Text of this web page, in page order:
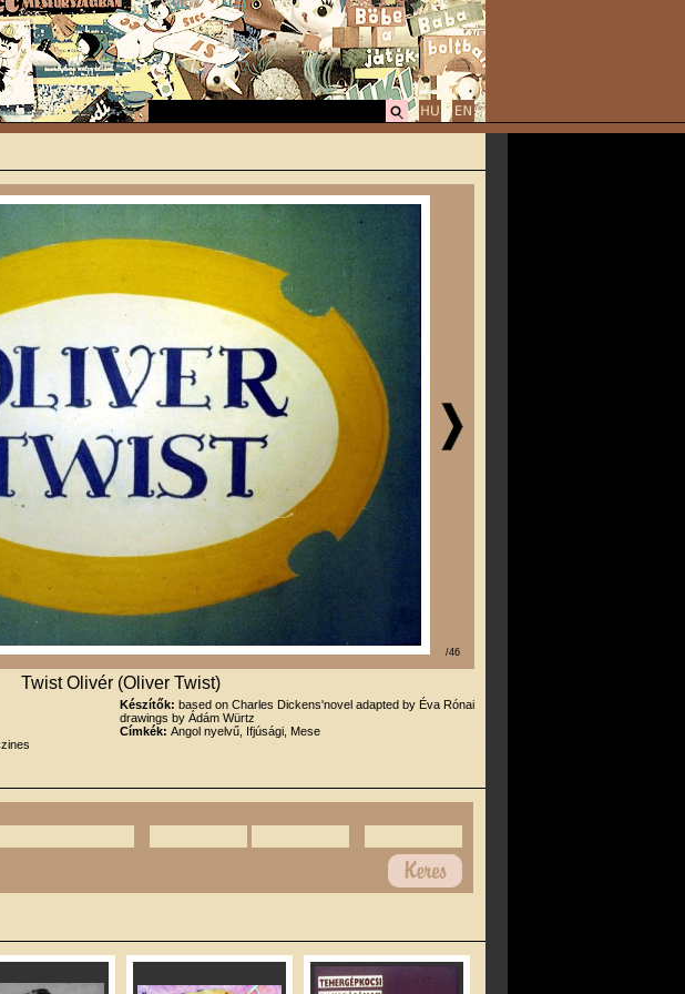
/46
Twist Olivér (Oliver Twist)
Készítők: based on Charles Dickens'novel adapted by Éva Rónai
drawings by Ádám Würtz
Címkék: Angol nyelvű, Ifjúsági, Mese